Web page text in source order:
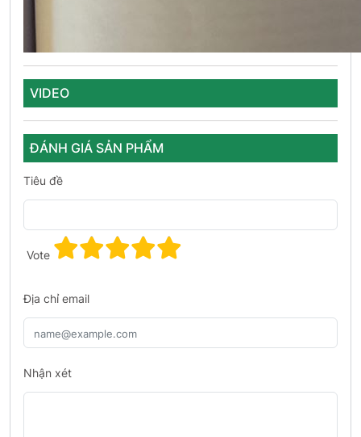
VIDEO
ĐÁNH GIÁ SẢN PHẨM
Tiêu đề
Vote
Địa chỉ email
Nhận xét